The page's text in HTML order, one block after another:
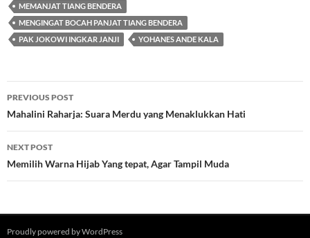
MEMANJAT TIANG BENDERA
MENGINGAT BOCAH PANJAT TIANG BENDERA
PAK JOKOWI INGKAR JANJI
YOHANES ANDE KALA
Post
navigation
PREVIOUS POST
Mahalini Raharja: Suara Merdu yang Menaklukkan Hati
NEXT POST
Memilih Warna Hijab Yang tepat, Agar Tampil Muda
Proudly powered by WordPress